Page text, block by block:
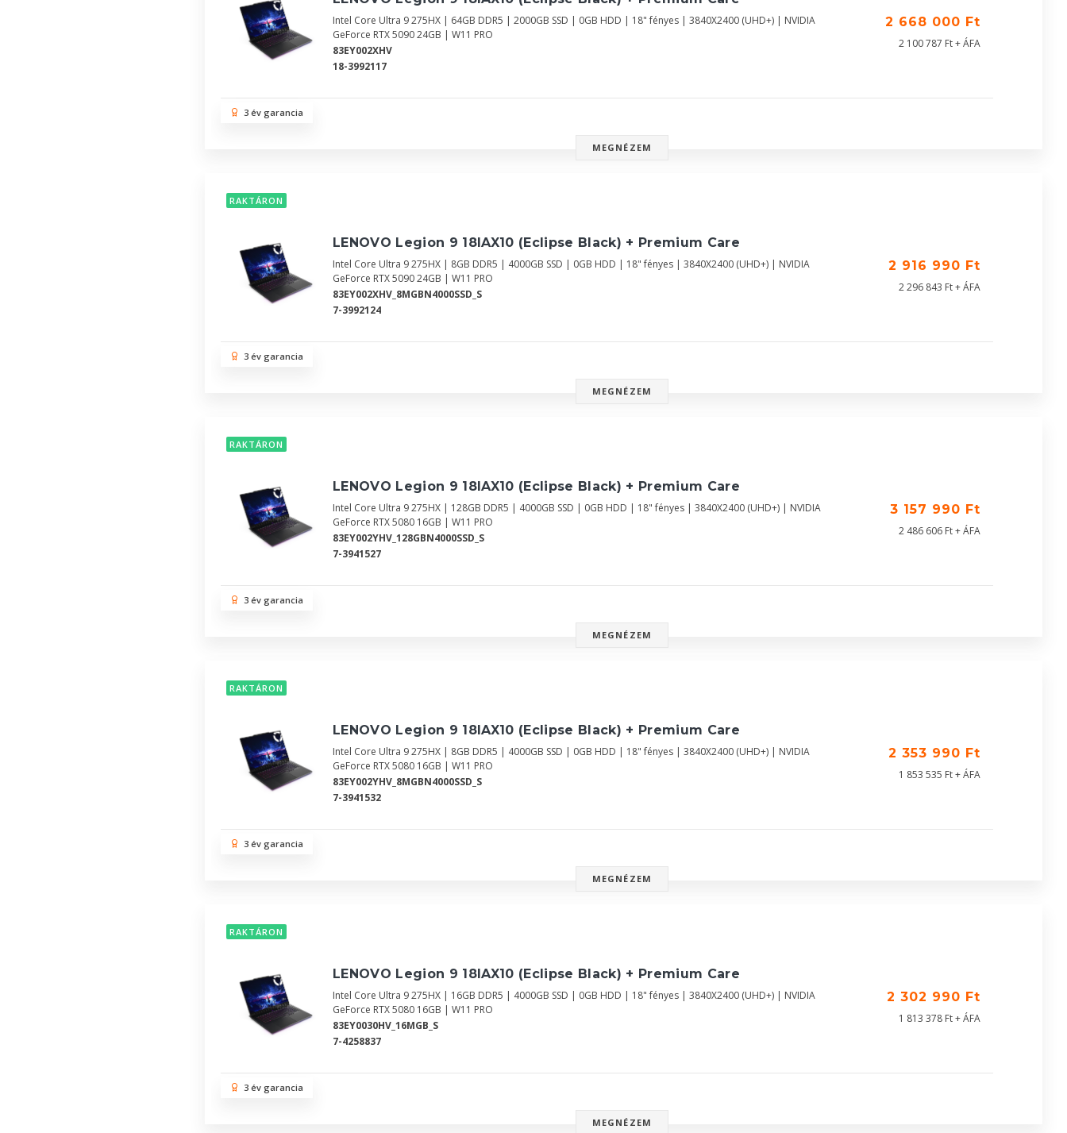
Intel Core Ultra 9 275HX | 64GB DDR5 | 2000GB SSD | 0GB HDD | 18" fényes | 3840X2400 (UHD+) | NVIDIA
GeForce RTX 5090 24GB | W11 PRO
83EY002XHV
18-3992117
2 668 000 Ft
2 100 787 Ft + ÁFA
3 év garancia
MEGNÉZEM
RAKTÁRON
LENOVO Legion 9 18IAX10 (Eclipse Black) + Premium Care
Intel Core Ultra 9 275HX | 8GB DDR5 | 4000GB SSD | 0GB HDD | 18" fényes | 3840X2400 (UHD+) | NVIDIA
GeForce RTX 5090 24GB | W11 PRO
83EY002XHV_8MGBN4000SSD_S
7-3992124
2 916 990 Ft
2 296 843 Ft + ÁFA
3 év garancia
MEGNÉZEM
RAKTÁRON
LENOVO Legion 9 18IAX10 (Eclipse Black) + Premium Care
Intel Core Ultra 9 275HX | 128GB DDR5 | 4000GB SSD | 0GB HDD | 18" fényes | 3840X2400 (UHD+) | NVIDIA
GeForce RTX 5080 16GB | W11 PRO
83EY002YHV_128GBN4000SSD_S
7-3941527
3 157 990 Ft
2 486 606 Ft + ÁFA
3 év garancia
MEGNÉZEM
RAKTÁRON
LENOVO Legion 9 18IAX10 (Eclipse Black) + Premium Care
Intel Core Ultra 9 275HX | 8GB DDR5 | 4000GB SSD | 0GB HDD | 18" fényes | 3840X2400 (UHD+) | NVIDIA
GeForce RTX 5080 16GB | W11 PRO
83EY002YHV_8MGBN4000SSD_S
7-3941532
2 353 990 Ft
1 853 535 Ft + ÁFA
3 év garancia
MEGNÉZEM
RAKTÁRON
LENOVO Legion 9 18IAX10 (Eclipse Black) + Premium Care
Intel Core Ultra 9 275HX | 16GB DDR5 | 4000GB SSD | 0GB HDD | 18" fényes | 3840X2400 (UHD+) | NVIDIA
GeForce RTX 5080 16GB | W11 PRO
83EY0030HV_16MGB_S
7-4258837
2 302 990 Ft
1 813 378 Ft + ÁFA
3 év garancia
MEGNÉZEM